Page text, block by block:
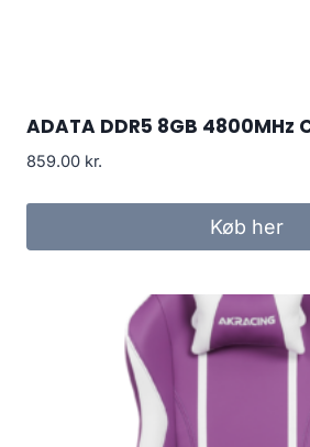
ADATA DDR5 8GB 4800MHz
859.00 kr.
Køb her